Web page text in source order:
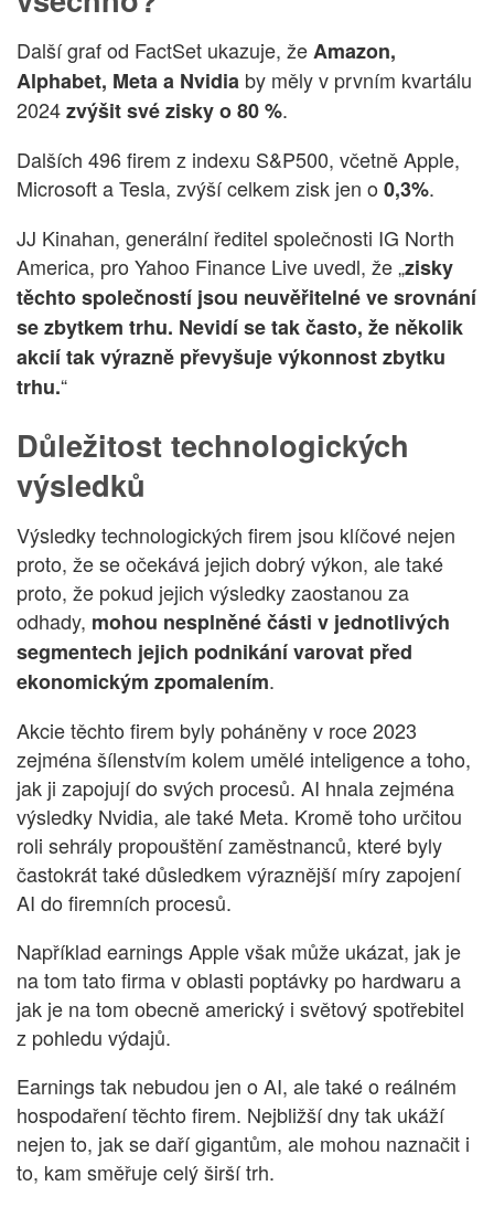
Další graf od FactSet ukazuje, žeAmazon,
Alphabet, Meta a Nvidia by měly v prvním kvartálu
2024zvýšit své zisky o 80 %.
Dalších 496 firem z indexu S&P500, včetně Apple,
Microsoft a Tesla, zvýší celkem zisk jen o 0,3%.
JJ Kinahan, generální ředitel společnosti IG North
America, pro Yahoo Finance Live uvedl, že „zisky
těchto společností jsou neuvěřitelné ve srovnání
se zbytkem trhu. Nevidí se tak často, že několik
akcií tak výrazně převyšuje výkonnost zbytku
trhu.“
Důležitost technologických
výsledků
Výsledky technologických firem jsou klíčové nejen
proto, že se očekává jejich dobrý výkon, ale také
proto, že pokud jejich výsledky zaostanou za
odhady, mohou nesplněné části v jednotlivých
segmentech jejich podnikání varovat před
ekonomickým zpomalením.
Akcie těchto firem byly poháněny v roce 2023
zejména šílenstvím kolem umělé inteligence a toho,
jak ji zapojují do svých procesů. AI hnala zejména
výsledky Nvidia, ale také Meta. Kromě toho určitou
roli sehrály propouštění zaměstnanců, které byly
častokrát také důsledkem výraznější míry zapojení
AI do firemních procesů.
Například earnings Apple však může ukázat, jak je
na tom tato firma v oblasti poptávky po hardwaru a
jak je na tom obecně americký i světový spotřebitel
z pohledu výdajů.
Earnings tak nebudou jen o AI, ale také o reálném
hospodaření těchto firem. Nejbližší dny tak ukáží
nejen to, jak se daří gigantům, ale mohou naznačit i
to, kam směřuje celý širší trh.